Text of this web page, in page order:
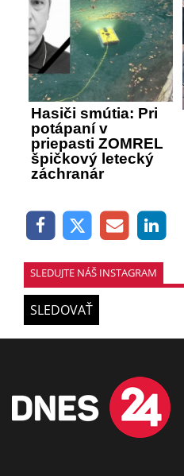
Hasiči smútia: Pri
potápaní v
priepasti ZOMREL
špičkový letecký
záchranár
SLEDUJTE NÁŠ INSTAGRAM
SLEDOVAŤ